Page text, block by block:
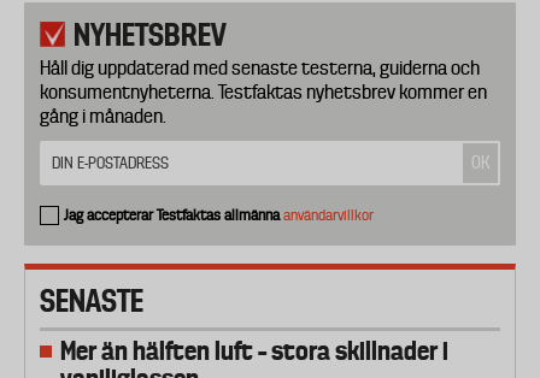
NYHETSBREV
Håll dig uppdaterad med senaste testerna, guiderna och
konsumentnyheterna. Testfaktas nyhetsbrev kommer en
gång i månaden.
Jag accepterar Testfaktas allmännaanvändarvillkor
SENASTE
Mer än hälften luft – stora skillnader i